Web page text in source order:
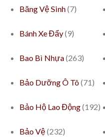
Băng Vệ Sinh(7)
Bánh Xe Đẩy(9)
Bao Bì Nhựa(263)
Bảo Dưỡng Ô Tô(71)
Bảo Hộ Lao Động(192)
Bảo Vệ(232)